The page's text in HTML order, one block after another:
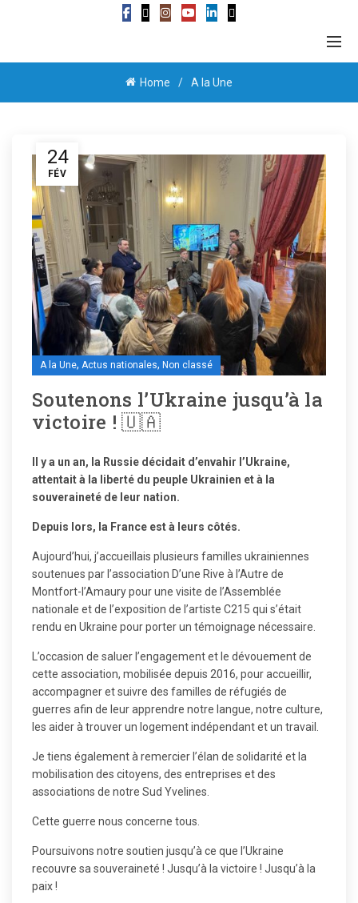
Home A la Une
24
FÉV
A la Une, Actus nationales, Non classé
Soutenons l’Ukraine jusqu’à la
victoire ! 🇺🇦
Il y a un an, la Russie décidait d’envahir l’Ukraine,
attentait à la liberté du peuple Ukrainien et à la
souveraineté de leur nation.
Depuis lors, la France est à leurs côtés.
Aujourd’hui, j’accueillais plusieurs familles ukrainiennes
soutenues par l’association D’une Rive à l’Autre de
Montfort-l’Amaury pour une visite de l’Assemblée
nationale et de l’exposition de l’artiste C215 qui s’était
rendu en Ukraine pour porter un témoignage nécessaire.
L’occasion de saluer l’engagement et le dévouement de
cette association, mobilisée depuis 2016, pour accueillir,
accompagner et suivre des familles de réfugiés de
guerres afin de leur apprendre notre langue, notre culture,
les aider à trouver un logement indépendant et un travail.
Je tiens également à remercier l’élan de solidarité et la
mobilisation des citoyens, des entreprises et des
associations de notre Sud Yvelines.
Cette guerre nous concerne tous.
Poursuivons notre soutien jusqu’à ce que l’Ukraine
recouvre sa souveraineté ! Jusqu’à la victoire ! Jusqu’à la
paix !